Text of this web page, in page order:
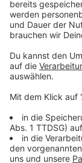
Anzeige
Das
Anzeige
Anzeige